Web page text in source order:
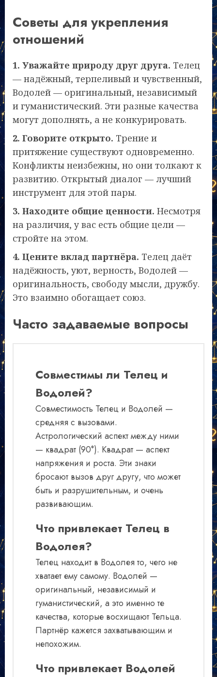
Советы для укрепления
отношений
1. Уважайте природу друг друга. Телец
— надёжный, терпеливый и чувственный,
Водолей — оригинальный, независимый
и гуманистический. Эти разные качества
могут дополнять, а не конкурировать.
2. Говорите открыто. Трение и
притяжение существуют одновременно.
Конфликты неизбежны, но они толкают к
развитию. Открытый диалог — лучший
инструмент для этой пары.
3. Находите общие ценности. Несмотря
на различия, у вас есть общие цели —
стройте на этом.
4. Цените вклад партнёра. Телец даёт
надёжность, уют, верность, Водолей —
оригинальность, свободу мысли, дружбу.
Это взаимно обогащает союз.
Часто задаваемые вопросы
Совместимы ли Телец и
Водолей?
Совместимость Телец и Водолей —
средняя с вызовами.
Астрологический аспект между ними
— квадрат (90°). Квадрат — аспект
напряжения и роста. Эти знаки
бросают вызов друг другу, что может
быть и разрушительным, и очень
развивающим.
Что привлекает Телец в
Водолея?
Телец находит в Водолея то, чего не
хватает ему самому. Водолей —
оригинальный, независимый и
гуманистический, а это именно те
качества, которые восхищают Тельца.
Партнёр кажется захватывающим и
непохожим.
Что привлекает Водолей